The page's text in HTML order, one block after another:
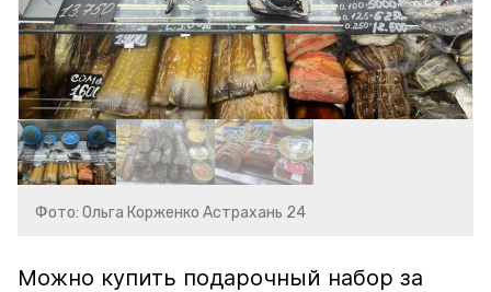
Фото: Ольга Корженко Астрахань 24
Можно купить подарочный набор за